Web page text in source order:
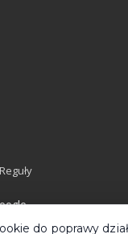
do poprawy